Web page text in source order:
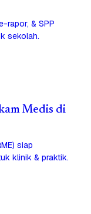
rapor, & SPP
sekolah.
Medis di
siap
klinik & praktik.